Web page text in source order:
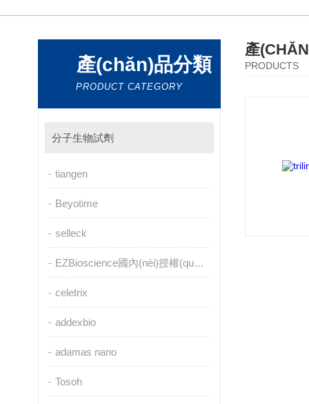
產(chǎn)品分類
PRODUCT CATEGORY
分子生物試劑
tiangen
Beyotime
selleck
EZBioscience國內(nèi)授權(quán)代理
celetrix
addexbio
adamas nano
Tosoh
產
PRODUCTS